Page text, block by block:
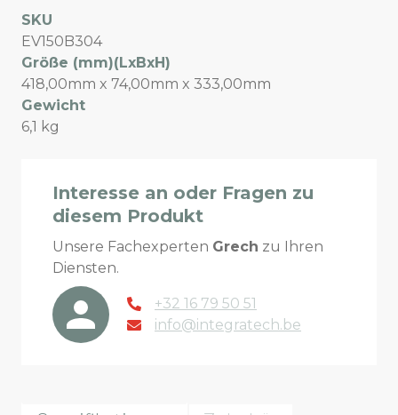
SKU
EV150B304
Größe (mm)(LxBxH)
418,00mm x 74,00mm x 333,00mm
Gewicht
6,1 kg
Interesse an oder Fragen zu
diesem Produkt
Unsere Fachexperten Grech zu Ihren
Diensten.
+32 16 79 50 51
info@integratech.be